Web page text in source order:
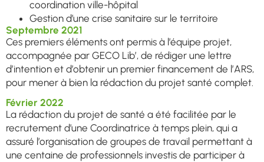
coordination ville-hôpital
Gestion d’une crise sanitaire sur le territoire
Septembre 2021
Ces premiers éléments ont permis à l’équipe projet,
accompagnée par GECO Lib’, de rédiger une lettre
d’intention et d’obtenir un premier financement de l’ARS,
pour mener à bien la rédaction du projet santé complet.
Février 2022
La rédaction du projet de santé a été facilitée par le
recrutement d’une Coordinatrice à temps plein, qui a
assuré l’organisation de groupes de travail permettant à
une centaine de professionnels investis de participer à